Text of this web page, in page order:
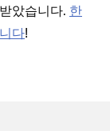
았습니다. 한
다!